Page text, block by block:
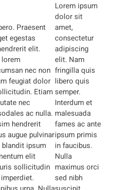
Praesent
egestas
elit.
lorem
nec non
feugiat dolor
Etiam
nec
ac nulla.
hendrerit
augue pulvinar
ipsum
elit
sollicitudin
Lorem ipsum
dolor sit
amet,
consectetur
adipiscing
elit. Nam
fringilla quis
libero quis
semper.
Interdum et
malesuada
fames ac ante
ipsum primis
in faucibus.
Nulla
maximus orci
sed nibh